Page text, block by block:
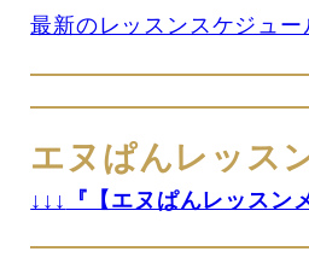
最新のレッスンスケジュー
エヌぱんレッス
↓↓↓ 『【エヌぱんレッスン